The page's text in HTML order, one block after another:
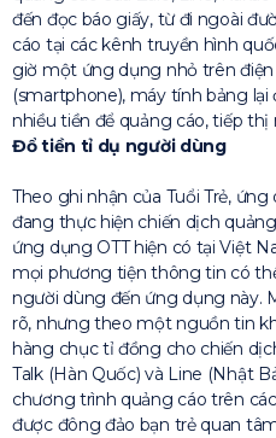
đến đọc báo giấy, từ đi ngoài
cáo tại các kênh truyền hình
giờ một ứng dụng nhỏ trên
(smartphone), máy tính bảng
nhiều tiền để quảng cáo, tiếp thị
Đổ tiền tỉ dụ người dùng
Theo ghi nhận của Tuổi Trẻ,
đang thực hiện chiến dịch
ứng dụng OTT hiện có tại Việt
mọi phương tiện thông tin có
người dùng đến ứng dụng này.
rõ, nhưng theo một nguồn tin
hàng chục tỉ đồng cho chiến
Talk (Hàn Quốc) và Line (Nhật
chương trình quảng cáo trên
được đông đảo bạn trẻ quan